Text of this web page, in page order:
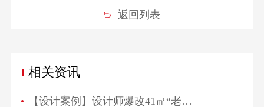
返回列表
相关资讯
【设计案例】设计师爆改41㎡“老破小”，一房变三房，住祖孙三代五口人不拥挤！